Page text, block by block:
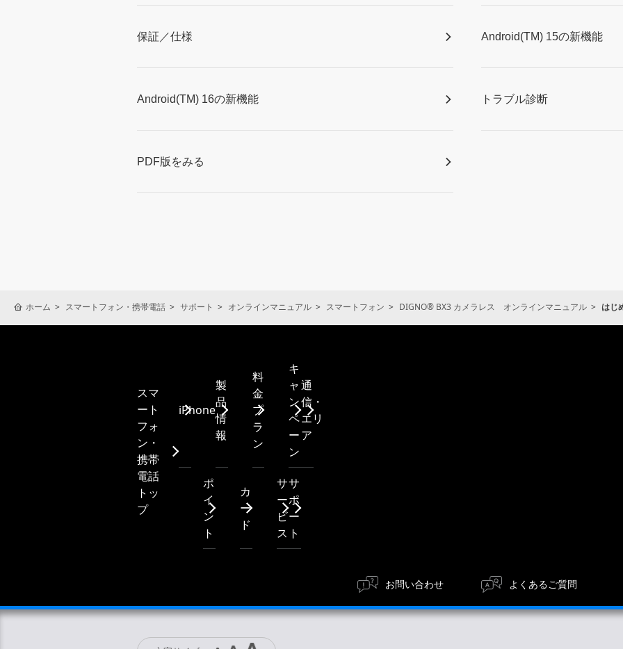
保証／仕様 Android(TM) 15の新機能
Android(TM) 16の新機能 トラブル診断
PDF版をみる
ホーム スマートフォン・携帯電話 サポート オンラインマニュアル スマートフォン DIGNO® BX3 カメラレス オンラインマニュアル はじ
スマ
ート
フォ
ン・
携帯
電話
トッ
プ
iPhone
製
品
情
報
料
金
プ
ラ
ン
キ
ャ
ン
ペ
ー
ン
通
信・
エリ
ア
ポ
イ
ン
ト
カ
ー
ド
サ
ー
ビ
ス
サ
ポ
ー
ト
お問い合わせ よくあるご質問